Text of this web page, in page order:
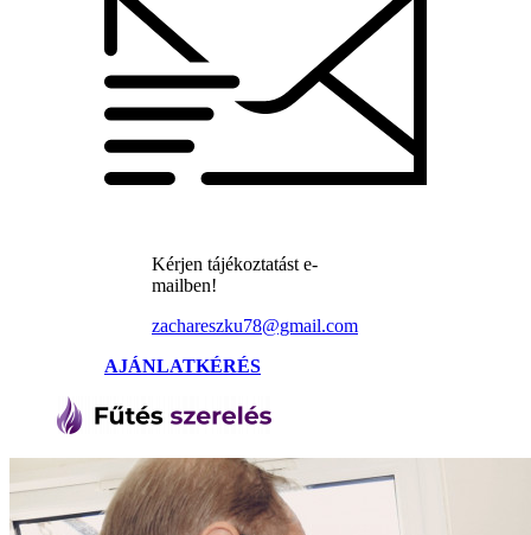
Kérjen tájékoztatást e-
mailben!
zachareszku78@gmail.com
AJÁNLATKÉRÉS